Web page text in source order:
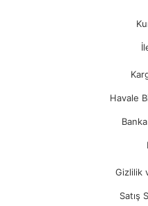
Havale
Gizlilik
Satış